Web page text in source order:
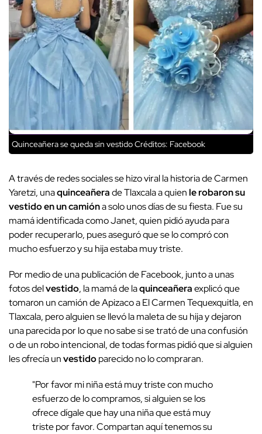
Quinceañera se queda sin vestidoCréditos: Facebook
A través de redes sociales se hizo viral la historia de Carmen
Yaretzi, unaquinceañerade Tlaxcala a quienle robaron su
vestido en un camióna solo unos días de su fiesta. Fue su
mamá identificada como Janet, quien pidió ayuda para
poder recuperarlo, pues aseguró que se lo compró con
mucho esfuerzo y su hija estaba muy triste.
Por medio de una publicación de Facebook, junto a unas
fotos delvestido, la mamá de laquinceañeraexplicó que
tomaron un camión de Apizaco a El Carmen Tequexquitla, en
Tlaxcala, pero alguien se llevó la maleta de su hija y dejaron
una parecida por lo que no sabe si se trató de una confusión
o de un robo intencional, de todas formas pidió que si alguien
les ofrecía unvestidoparecido no lo compraran.
"Por favor mi niña está muy triste con mucho
esfuerzo de lo compramos, si alguien se los
ofrece dígale que hay una niña que está muy
triste por favor. Compartan aquí tenemos su